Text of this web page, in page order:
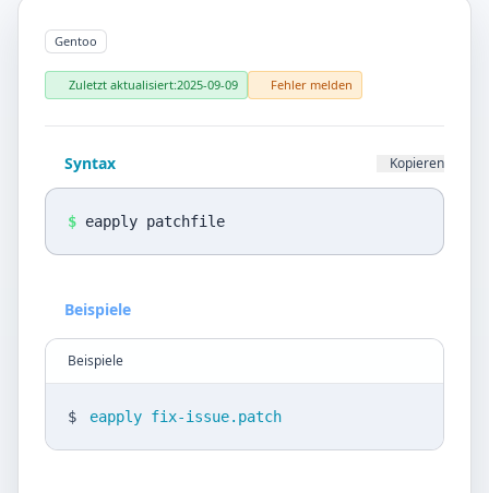
Impressum
Datenschutz
DE EN
Design
Gentoo
Zuletzt aktualisiert:2025-09-09 Fehler melden
Syntax Kopieren
$ eapply patchfile
Beispiele
Beispiele
$ eapply fix-issue.patch